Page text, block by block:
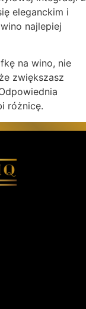
eleganckim i
najlepiej
na wino, nie
zwiększasz
różnicę.